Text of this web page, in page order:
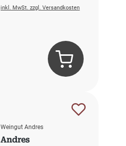
inkl. MwSt. zzgl. Versandkosten
Weingut Andres
Andres